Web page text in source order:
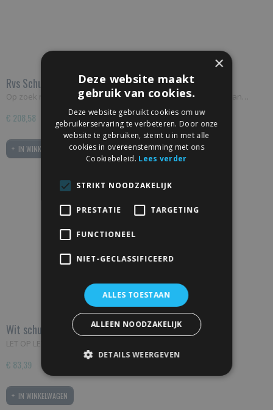
Rvs Schuifdeursysteem voor glas
Op zoek naar een schuifdeursysteem ontworpen voor glas dan…
€ 208,58
IN WINKELWAGEN
Wit schuifdeursysteem ST80
LET OP LEVERING VERWACHT EIND AUGUSTUS Ons wit…
€ 83,39
IN WINKELWAGEN
×
Deze website maakt
gebruik van cookies.
Deze website gebruikt cookies om uw
gebruikerservaring te verbeteren. Door onze
website te gebruiken, stemt u in met alle
cookies in overeenstemming met ons
Cookiebeleid. Lees verder
STRIKT NOODZAKELIJK
PRESTATIE TARGETING
FUNCTIONEEL
NIET-GECLASSIFICEERD
ALLES TOESTAAN
ALLEEN NOODZAKELIJK
DETAILS WEERGEVEN